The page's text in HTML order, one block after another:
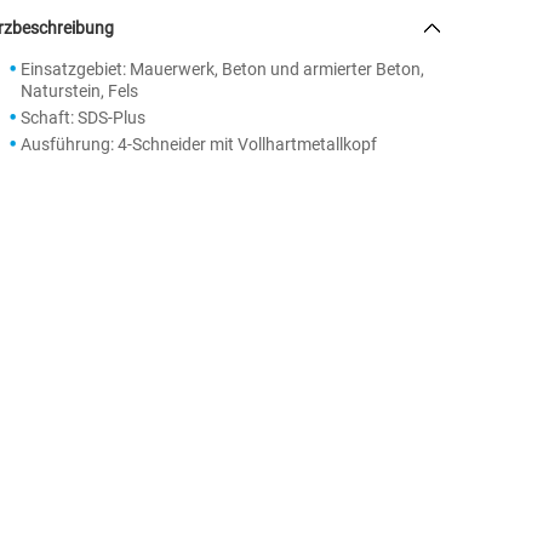
Einsatzgebiet: Mauerwerk, Beton und armierter Beton,
Naturstein, Fels
Schaft: SDS-Plus
Ausführung: 4-Schneider mit Vollhartmetallkopf